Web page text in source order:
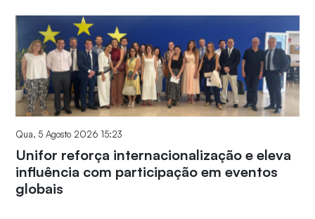
Qua, 5 Agosto 2026 15:23
Unifor reforça internacionalização e eleva
influência com participação em eventos
globais